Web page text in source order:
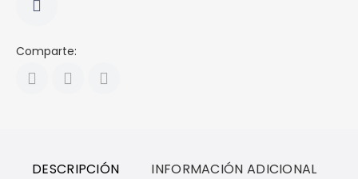
Comparte:
DESCRIPCIÓN INFORMACIÓN ADICIONAL